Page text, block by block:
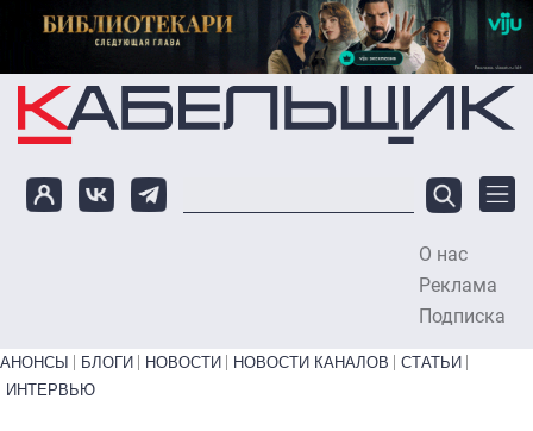
Перейти к основному содержанию
О нас
Реклама
Подписка
Primary links bottom
АНОНСЫ БЛОГИ НОВОСТИ НОВОСТИ КАНАЛОВ
СТАТЬИ
ИНТЕРВЬЮ